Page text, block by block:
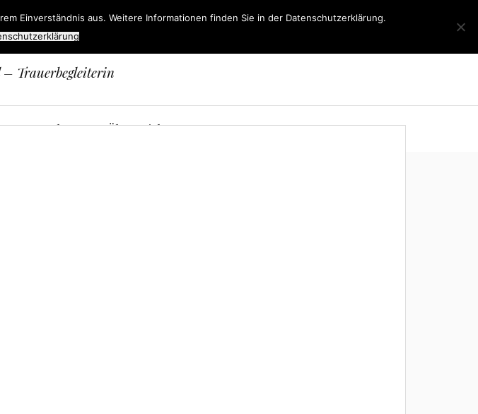
– Trauerbegleiterin
Bücher Über mich Presse
Einverständnis aus. Weitere Informationen finden Sie in der Datenschutzerklärung.